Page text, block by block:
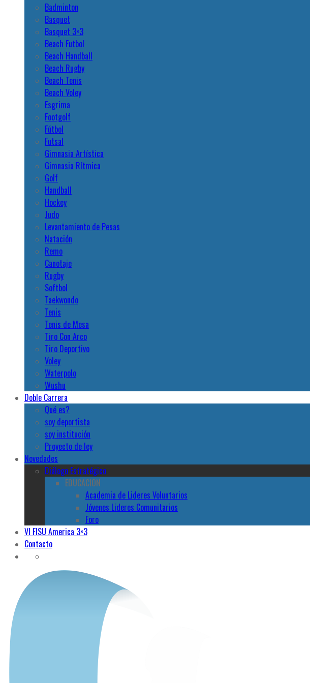
Badminton
Basquet
Basquet 3×3
Beach Futbol
Beach Handball
Beach Rugby
Beach Tenis
Beach Voley
Esgrima
Footgolf
Fútbol
Futsal
Gimnasia Artística
Gimnasia Rítmica
Golf
Handball
Hockey
Judo
Levantamiento de Pesas
Natación
Remo
Canotaje
Rugby
Softbol
Taekwondo
Tenis
Tenis de Mesa
Tiro Con Arco
Tiro Deportivo
Voley
Waterpolo
Wushu
Doble Carrera
Qué es?
soy deportista
soy institución
Proyecto de ley
Novedades
Diálogo Estratégico
EDUCACION
Academia de Lideres Voluntarios
Jóvenes Lideres Comunitarios
Foro
VI FISU America 3×3
Contacto